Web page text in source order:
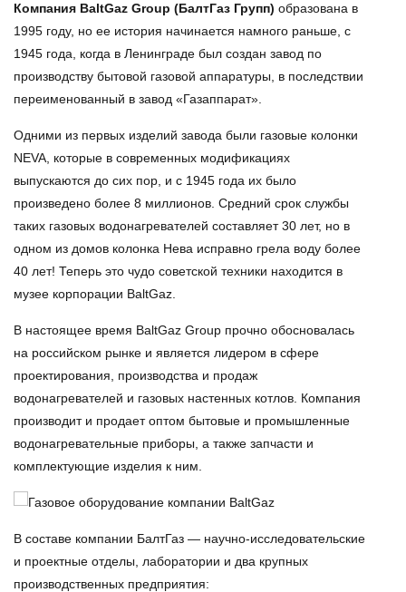
Компания BaltGaz Group (БалтГаз Групп) образована в
1995 году, но ее история начинается намного раньше, с
1945 года, когда в Ленинграде был создан завод по
производству бытовой газовой аппаратуры, в последствии
переименованный в завод «Газаппарат».
Одними из первых изделий завода были газовые колонки
NEVA, которые в современных модификациях
выпускаются до сих пор, и с 1945 года их было
произведено более 8 миллионов. Средний срок службы
таких газовых водонагревателей составляет 30 лет, но в
одном из домов колонка Нева исправно грела воду более
40 лет! Теперь это чудо советской техники находится в
музее корпорации BaltGaz.
В настоящее время BaltGaz Group прочно обосновалась
на российском рынке и является лидером в сфере
проектирования, производства и продаж
водонагревателей и газовых настенных котлов. Компания
производит и продает оптом бытовые и промышленные
водонагревательные приборы, а также запчасти и
комплектующие изделия к ним.
В составе компании БалтГаз — научно-исследовательские
и проектные отделы, лаборатории и два крупных
производственных предприятия: